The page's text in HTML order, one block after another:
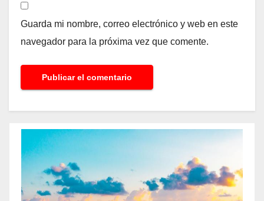
Guarda mi nombre, correo electrónico y web en este
navegador para la próxima vez que comente.